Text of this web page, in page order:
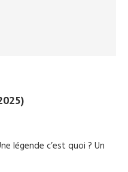
légende c’est quoi ? Un